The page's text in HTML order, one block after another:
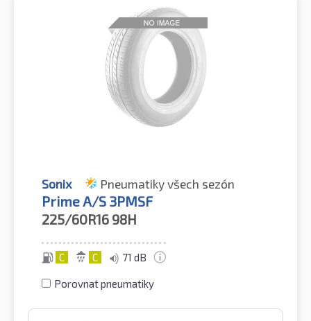
Sonix Pneumatiky všech sezón
Prime A/S 3PMSF
225/60R16 98H
C C 71 dB
Porovnat pneumatiky